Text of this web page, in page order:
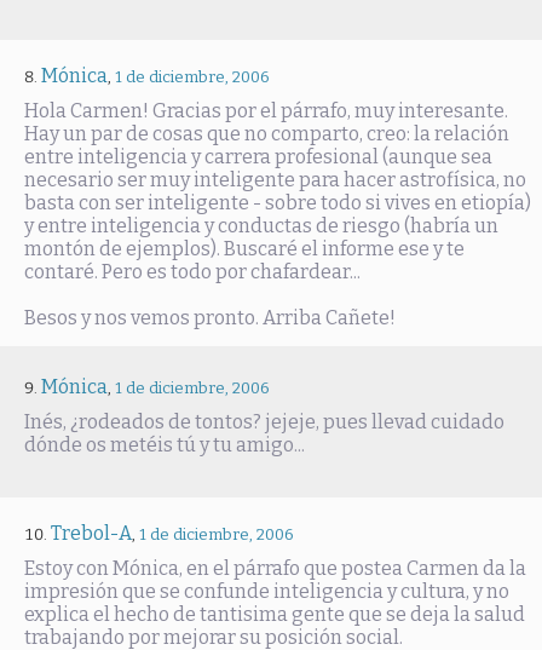
Mónica, 1 de diciembre, 2006
Hola Carmen! Gracias por el párrafo, muy interesante.
Hay un par de cosas que no comparto, creo: la relación
entre inteligencia y carrera profesional (aunque sea
necesario ser muy inteligente para hacer astrofísica, no
basta con ser inteligente - sobre todo si vives en etiopía)
y entre inteligencia y conductas de riesgo (habría un
montón de ejemplos). Buscaré el informe ese y te
contaré. Pero es todo por chafardear...
Besos y nos vemos pronto. Arriba Cañete!
Mónica, 1 de diciembre, 2006
Inés, ¿rodeados de tontos? jejeje, pues llevad cuidado
dónde os metéis tú y tu amigo...
Trebol-A, 1 de diciembre, 2006
Estoy con Mónica, en el párrafo que postea Carmen da la
impresión que se confunde inteligencia y cultura, y no
explica el hecho de tantisima gente que se deja la salud
trabajando por mejorar su posición social.